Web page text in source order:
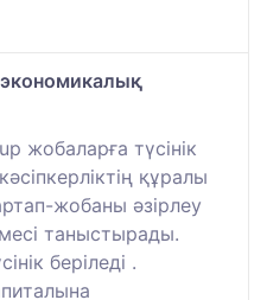
жобаларға түсінік
құралы
жобаны әзірлеу
таныстырады.
беріледі .